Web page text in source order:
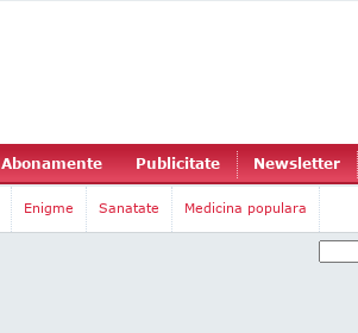
Abonamente Publicitate Newsletter
Enigme Sanatate Medicina populara